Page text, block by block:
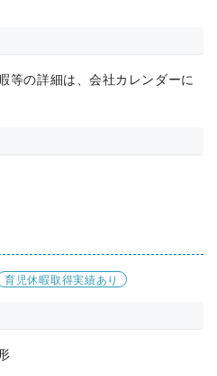
等の詳細は、会社カレンダーに
育児休暇取得実績あり